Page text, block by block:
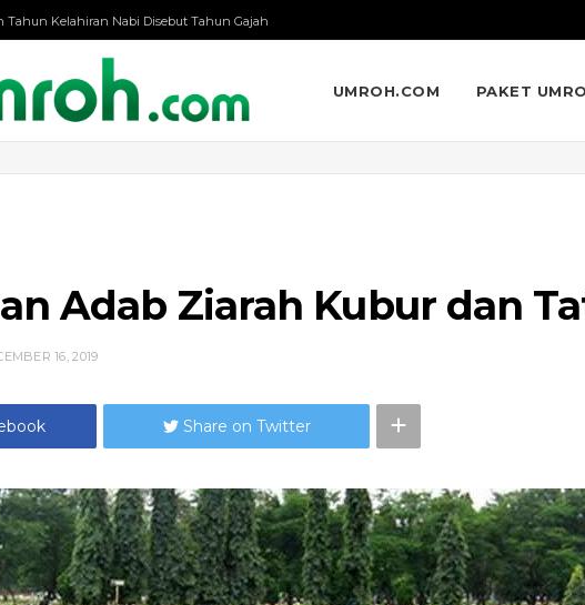
Tahun Kelahiran Nabi Disebut Tahun Gajah
UMROH.COM PAKET
Adab Ziarah Kubur dan
16, 2019
Share on Twitter